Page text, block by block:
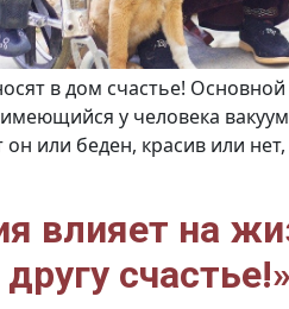
в дом счастье!
у человека
он или беден, красив или
влияет на
счастье!»